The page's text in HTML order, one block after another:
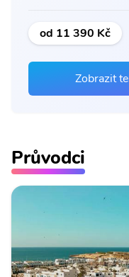
od 11 390 Kč
Zobrazit
Průvodci